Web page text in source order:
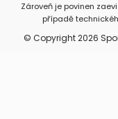
Zároveň je povinen
případě
© Copyright 2026